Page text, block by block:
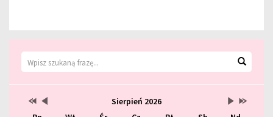
Wyszukiwarka
Kalendarz Lista
wydarzeń
Sierpień 2026Brak
PrzestawPrzestaw Przestaw
Przestaw